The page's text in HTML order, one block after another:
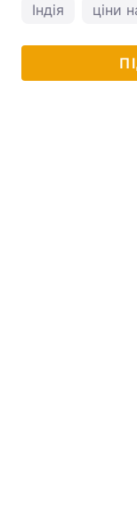
Індія ціни